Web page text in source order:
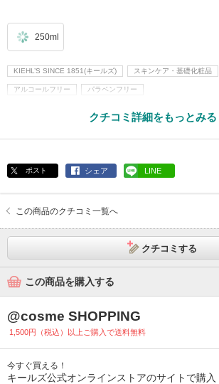
250ml
KIEHL’S SINCE 1851(キールズ) スキンケア・基礎化粧品
アルコールフリー パラベンフリー
クチコミ詳細をもっとみる
ポスト シェア LINE
この商品のクチコミ一覧へ
クチコミする
この商品を購入する
@cosme SHOPPING
1,500円（税込）以上ご購入で送料無料
今すぐ買える！
キールズ公式オンラインストアのサイトで購入